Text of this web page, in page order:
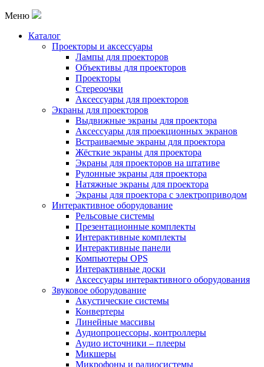
Меню
Каталог
Проекторы и аксессуары
Лампы для проекторов
Объективы для проекторов
Проекторы
Стереоочки
Аксессуары для проекторов
Экраны для проекторов
Выдвижные экраны для проектора
Аксессуары для проекционных экранов
Встраиваемые экраны для проектора
Жёсткие экраны для проектора
Экраны для проекторов на штативе
Рулонные экраны для проектора
Натяжные экраны для проектора
Экраны для проектора с электроприводом
Интерактивное оборудование
Рельсовые системы
Презентационные комплекты
Интерактивные комплекты
Интерактивные панели
Компьютеры OPS
Интерактивные доски
Аксессуары интерактивного оборудования
Звуковое оборудование
Акустические системы
Конвертеры
Линейные массивы
Аудиопроцессоры, контроллеры
Аудио источники – плееры
Микшеры
Микрофоны и радиосистемы